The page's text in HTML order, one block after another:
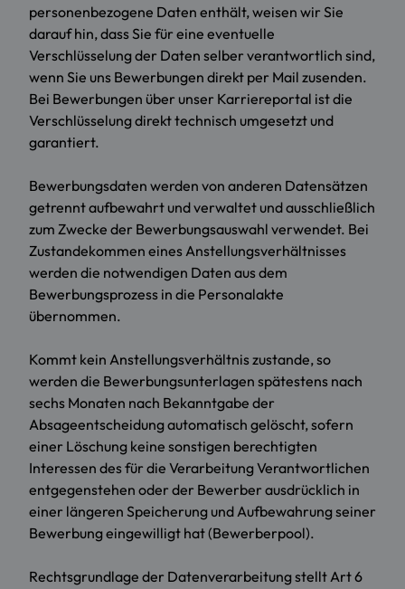
personenbezogene Daten enthält, weisen wir Sie
darauf hin, dass Sie für eine eventuelle
Verschlüsselung der Daten selber verantwortlich sind,
wenn Sie uns Bewerbungen direkt per Mail zusenden.
Bei Bewerbungen über unser Karriereportal ist die
Verschlüsselung direkt technisch umgesetzt und
garantiert.
Bewerbungsdaten werden von anderen Datensätzen
getrennt aufbewahrt und verwaltet und ausschließlich
zum Zwecke der Bewerbungsauswahl verwendet. Bei
Zustandekommen eines Anstellungsverhältnisses
werden die notwendigen Daten aus dem
Bewerbungsprozess in die Personalakte
übernommen.
Kommt kein Anstellungsverhältnis zustande, so
werden die Bewerbungsunterlagen spätestens nach
sechs Monaten nach Bekanntgabe der
Absageentscheidung automatisch gelöscht, sofern
einer Löschung keine sonstigen berechtigten
Interessen des für die Verarbeitung Verantwortlichen
entgegenstehen oder der Bewerber ausdrücklich in
einer längeren Speicherung und Aufbewahrung seiner
Bewerbung eingewilligt hat (Bewerberpool).
Rechtsgrundlage der Datenverarbeitung stellt Art 6